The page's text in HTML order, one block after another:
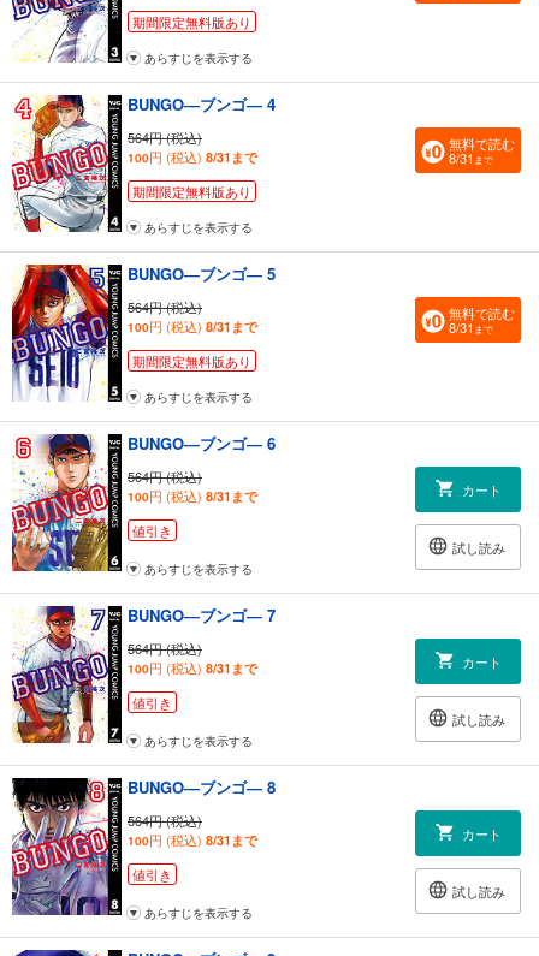
期間限定無料版あり
あらすじを表示する
BUNGO―ブンゴ― 4
564円 (税込)
100円 (税込) 8/31まで
期間限定無料版あり
無料で読む
8/31まで
あらすじを表示する
BUNGO―ブンゴ― 5
564円 (税込)
100円 (税込) 8/31まで
期間限定無料版あり
無料で読む
8/31まで
あらすじを表示する
BUNGO―ブンゴ― 6
564円 (税込)
100円 (税込) 8/31まで
値引き
カート
試し読み
あらすじを表示する
BUNGO―ブンゴ― 7
564円 (税込)
100円 (税込) 8/31まで
値引き
カート
試し読み
あらすじを表示する
BUNGO―ブンゴ― 8
564円 (税込)
100円 (税込) 8/31まで
値引き
カート
試し読み
あらすじを表示する